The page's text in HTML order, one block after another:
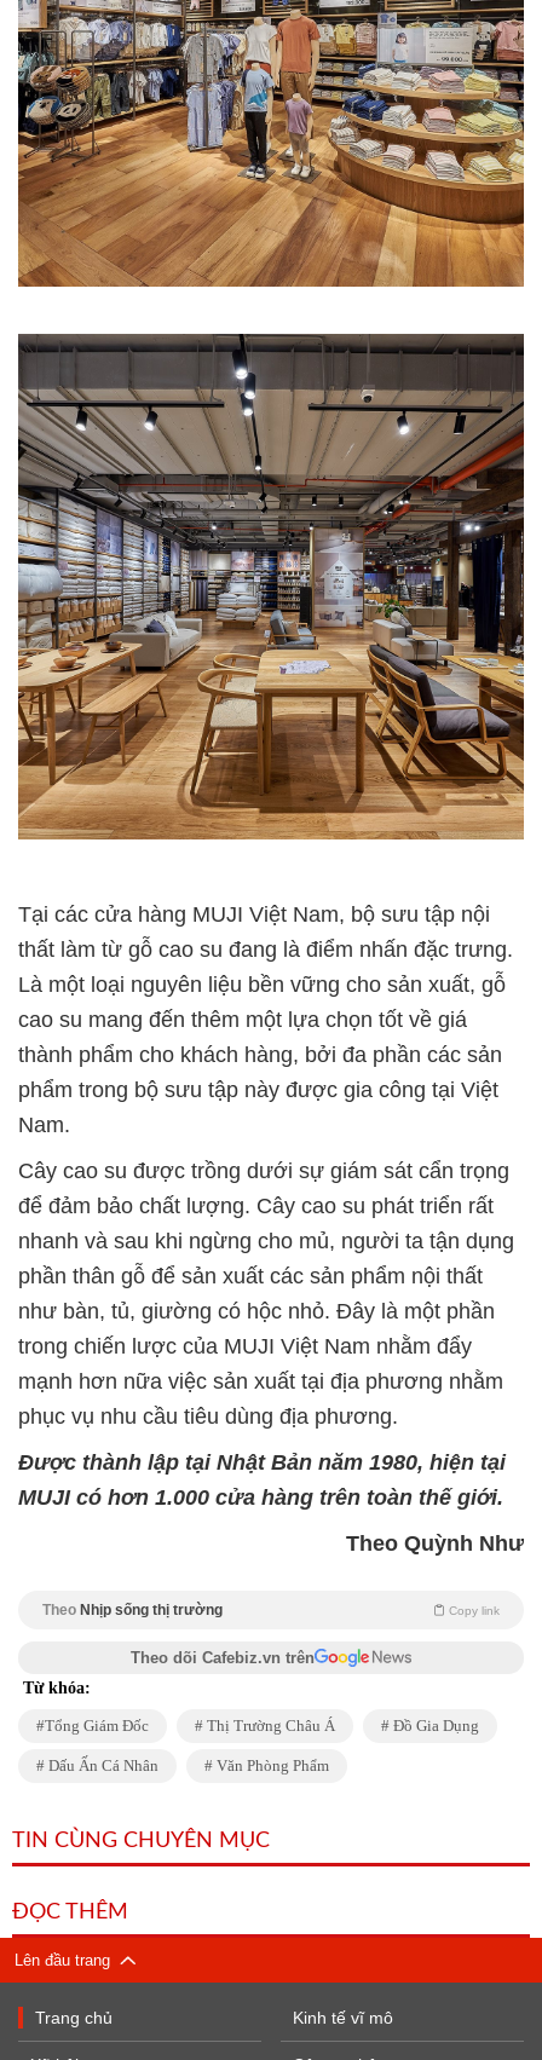
Tại các cửa hàng MUJI Việt Nam, bộ sưu tập nội
thất làm từ gỗ cao su đang là điểm nhấn đặc trưng.
Là một loại nguyên liệu bền vững cho sản xuất, gỗ
cao su mang đến thêm một lựa chọn tốt về giá
thành phẩm cho khách hàng, bởi đa phần các sản
phẩm trong bộ sưu tập này được gia công tại Việt
Nam.
Cây cao su được trồng dưới sự giám sát cẩn trọng
để đảm bảo chất lượng. Cây cao su phát triển rất
nhanh và sau khi ngừng cho mủ, người ta tận dụng
phần thân gỗ để sản xuất các sản phẩm nội thất
như bàn, tủ, giường có hộc nhỏ. Đây là một phần
trong chiến lược của MUJI Việt Nam nhằm đẩy
mạnh hơn nữa việc sản xuất tại địa phương nhằm
phục vụ nhu cầu tiêu dùng địa phương.
Được thành lập tại Nhật Bản năm 1980, hiện tại
MUJI có hơn 1.000 cửa hàng trên toàn thế giới.
Theo Quỳnh Như
Theo Nhịp sống thị trường Copy link
Theo dõi Cafebiz.vn trên
Từ khóa:
Tổng Giám Đốc Thị Trường Châu Á Đồ Gia Dụng
Dấu Ấn Cá Nhân Văn Phòng Phẩm
TIN CÙNG CHUYÊN MỤC
ĐỌC THÊM
Lên đầu trang
Trang chủ Kinh tế vĩ mô